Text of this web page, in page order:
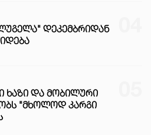
ᲓᲔᲙᲔᲛᲑᲠᲘᲓᲐᲜ
ᲮᲐᲖᲘ ᲓᲐ ᲛᲝᲑᲘᲚᲣᲠᲘ
"ᲛᲮᲝᲚᲝᲓ ᲙᲐᲠᲒᲘ